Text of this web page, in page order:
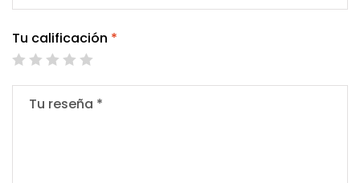
Tu calificación *